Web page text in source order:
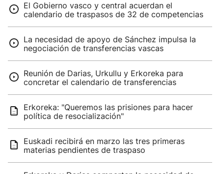
El Gobierno vasco y central acuerdan el
calendario de traspasos de 32 de competencias
La necesidad de apoyo de Sánchez impulsa la
negociación de transferencias vascas
Reunión de Darias, Urkullu y Erkoreka para
concretar el calendario de transferencias
Erkoreka: "Queremos las prisiones para hacer
política de resocialización"
Euskadi recibirá en marzo las tres primeras
materias pendientes de traspaso